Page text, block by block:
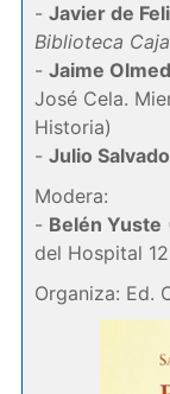
- Javier de
Biblioteca
- Jaime
José Cela.
Historia)
- Julio
Modera:
- Belén Yuste
del Hospital
Organiza: Ed.